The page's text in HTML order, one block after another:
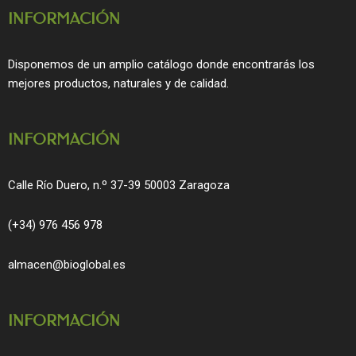
o
o
g
r
INFORMACIÓN
Disponemos de un amplio catálogo donde encontrarás los
mejores productos, naturales y de calidad.
INFORMACIÓN
Calle Río Duero, n.º 37-39 50003 Zaragoza
(+34) 976 456 978
almacen@bioglobal.es
INFORMACIÓN